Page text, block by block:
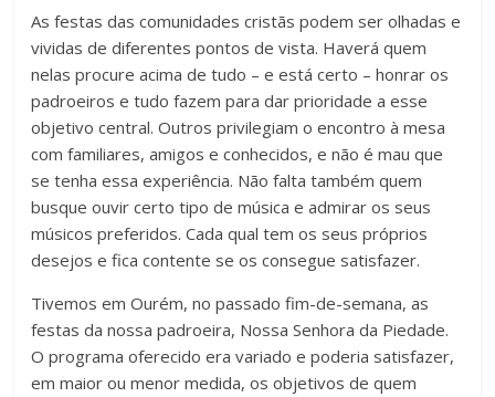
As festas das comunidades cristãs podem ser olhadas e
vividas de diferentes pontos de vista. Haverá quem
nelas procure acima de tudo – e está certo – honrar os
padroeiros e tudo fazem para dar prioridade a esse
objetivo central. Outros privilegiam o encontro à mesa
com familiares, amigos e conhecidos, e não é mau que
se tenha essa experiência. Não falta também quem
busque ouvir certo tipo de música e admirar os seus
músicos preferidos. Cada qual tem os seus próprios
desejos e fica contente se os consegue satisfazer.
Tivemos em Ourém, no passado fim-de-semana, as
festas da nossa padroeira, Nossa Senhora da Piedade.
O programa oferecido era variado e poderia satisfazer,
em maior ou menor medida, os objetivos de quem